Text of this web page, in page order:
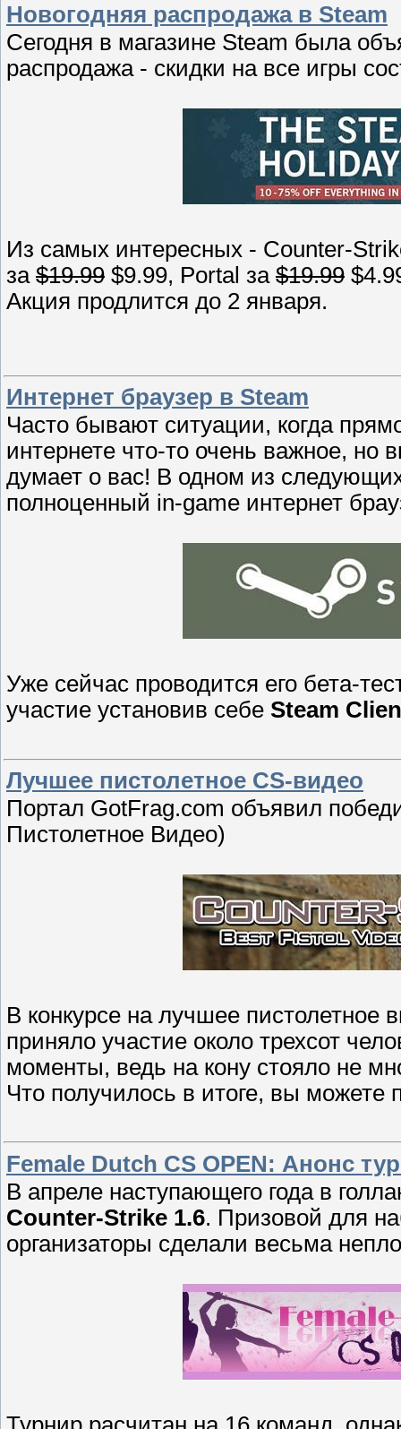
Новогодняя распродажа в Steam
Сегодня в магазине Steam была
распродажа - скидки на все игры
Из самых интересных - Counter-
за $19.99 $9.99, Portal за $19.99
Акция продлится до 2 января.
Интернет браузер в Steam
Часто бывают ситуации, когда
интернете что-то очень важное, но
думает о вас! В одном из
полноценный in-game интернет
Уже сейчас проводится его бета-
участие установив себе Steam
Лучшее пистолетное CS-видео
Портал GotFrag.com объявил
Пистолетное Видео)
В конкурсе на лучшее пистолетное
приняло участие около трехсот
моменты, ведь на кону стояло не
Что получилось в итоге, вы можете
Female Dutch CS OPEN: Анонс
В апреле наступающего года в
Counter-Strike 1.6. Призовой для
организаторы сделали весьма